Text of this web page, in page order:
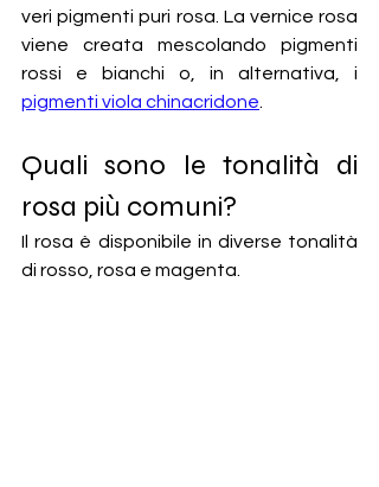
veri pigmenti puri rosa. La vernice rosa
viene creata mescolando pigmenti
pigmenti viola chinacridone.
Quali sono le tonalità di
rosa più comuni?
Il rosa è disponibile in diverse tonalità
di rosso, rosa e magenta.